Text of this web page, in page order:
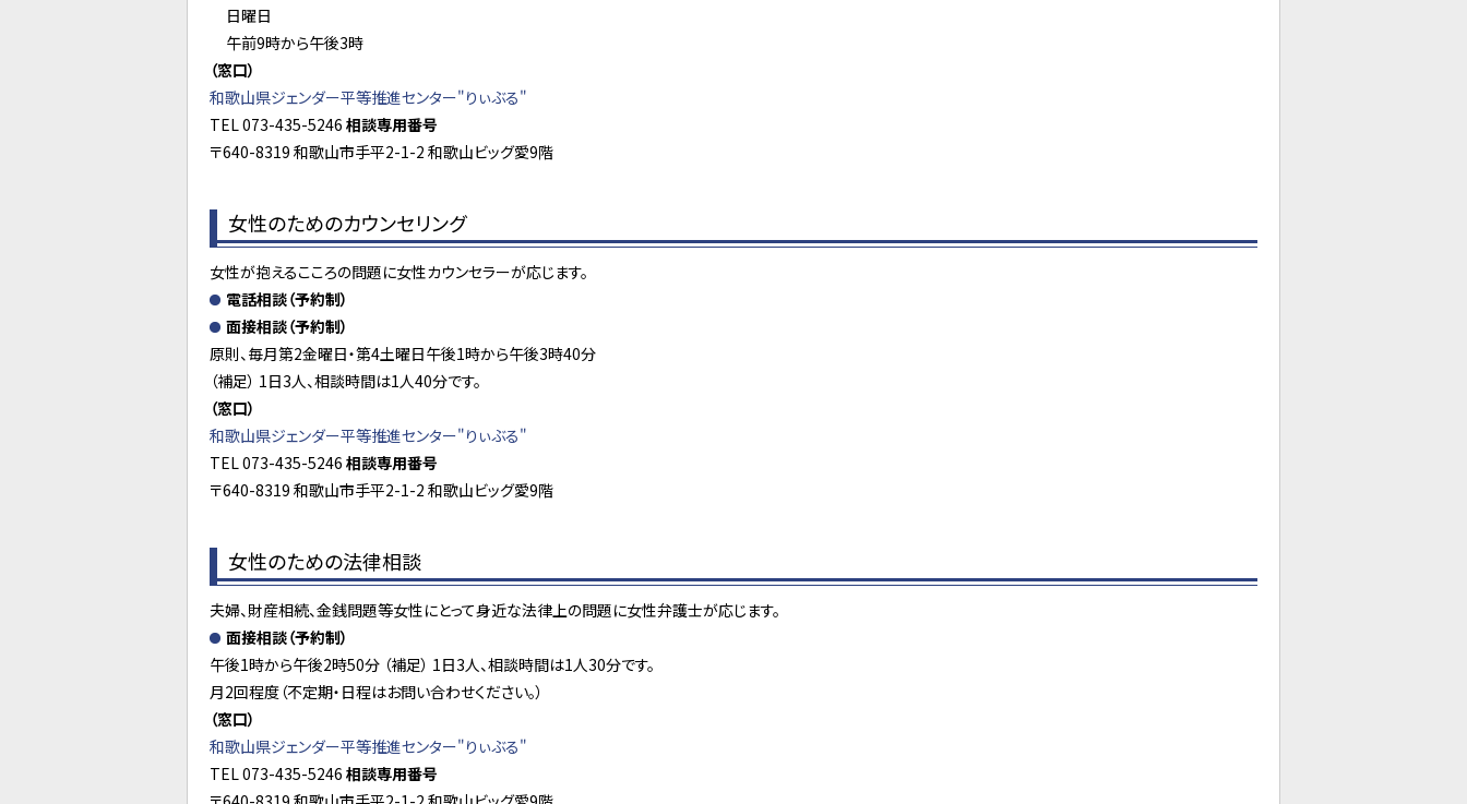
日曜日
午前9時から午後3時
（窓口）
和歌山県ジェンダー平等推進センター"りぃぶる"
TEL 073-435-5246 相談専用番号
〒640-8319 和歌山市手平2-1-2 和歌山ビッグ愛9階
女性のためのカウンセリング
女性が抱えるこころの問題に女性カウンセラーが応じます。
電話相談（予約制）
面接相談（予約制）
原則、毎月第2金曜日・第4土曜日午後1時から午後3時40分
（補足） 1日3人、相談時間は1人40分です。
（窓口）
和歌山県ジェンダー平等推進センター"りぃぶる"
TEL 073-435-5246 相談専用番号
〒640-8319 和歌山市手平2-1-2 和歌山ビッグ愛9階
女性のための法律相談
夫婦、財産相続、金銭問題等女性にとって身近な法律上の問題に女性弁護士が応じます。
面接相談（予約制）
午後1時から午後2時50分 （補足） 1日3人、相談時間は1人30分です。
月2回程度（不定期・日程はお問い合わせください。）
（窓口）
和歌山県ジェンダー平等推進センター"りぃぶる"
TEL 073-435-5246 相談専用番号